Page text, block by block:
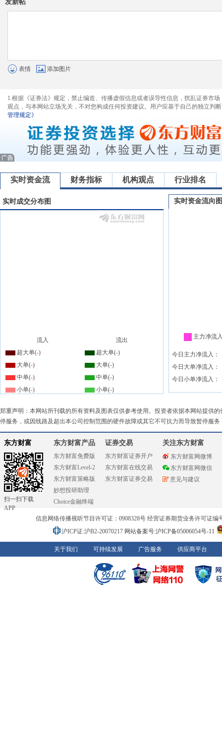
发新帖
表情 添加图片
1.根据《证券法》规定，禁止编造、传播虚假信息或者误导性信息，扰乱证券市
观点，与本网站立场无关，不对您构成任何投资建议。用户应基于自己的独立判
管理规定》
实时资金流 财务指标 机构观点 行业排名
实时成交分布图
流入
流出
超大单(-) 超大单(-)
大单(-) 大单(-)
中单(-) 中单(-)
小单(-) 小单(-)
实时资金流向图
主力净流
今日主力净流入：
今日大单净流入：
今日小单净流入：
郑重声明：本网站所刊载的所有资料及图表仅供参考使用。投资者依据本网站提供
停服务，或因线路及超出本公司控制范围的硬件故障或其它不可抗力而导致暂停服
东方财富
扫一扫下载
APP
东方财富产品
东方财富免费版
东方财富Level-2
东方财富策略版
妙想投研助理
Choice金融终端
证券交易
东方财富证券开户
东方财富在线交易
东方财富证券交易
关注东方财富
东方财富网微博
东方财富网微信
意见与建议
信息网络传播视听节目许可证：0908328号 经营证券期货业务许可证编
沪ICP证:沪B2-20070217 网站备案号:沪ICP备05006054号-11
关于我们 可持续发展 广告服务 供应商平台